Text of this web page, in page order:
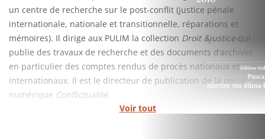
Voir tout
un centre de recherche sur le post-conflit (justice pénale
internationale, nationale et transitionnelle, réparations et
mémoires). Il dirige aux PULIM la collection Droit &justice qui
publie des travaux de recherche et des documents d’archives
en particulier des comptes rendus de procès nationaux et
internationaux. Il est le directeur de publication de la revue
numérique Conflictualité.